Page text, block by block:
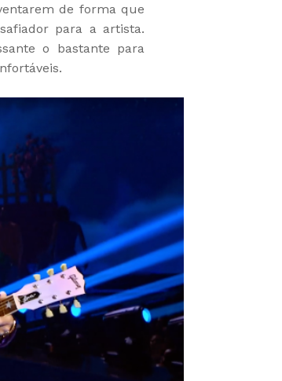
de forma que
para a artista.
o bastante para